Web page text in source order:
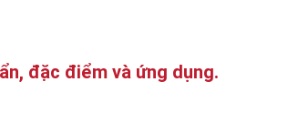
đặc điểm và ứng dụng.